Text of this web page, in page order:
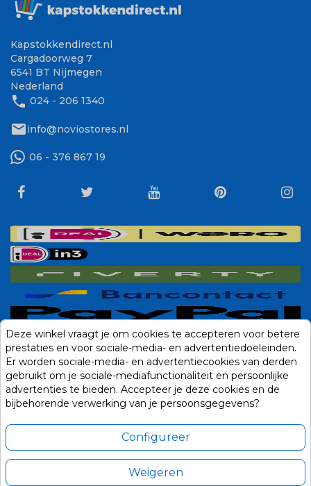
Kapstokkendirect.nl
Cargadoorweg 7
6541 BT Nijmegen
Nederland
phone 024 - 206 1340
mailinfo@noviostores.nl
06 - 376 867 19
Deze winkel vraagt je om cookies te accepteren voor betere
prestaties en voor sociale-media- en advertentiedoeleinden.
Er worden sociale-media- en advertentiecookies van derden
gebruikt om je sociale-mediafunctionaliteit en persoonlijke
advertenties te bieden. Accepteer je deze cookies en de
bijbehorende verwerking van je persoonsgegevens?
Configureer
Weigeren